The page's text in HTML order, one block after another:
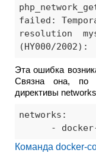
failed:
resolution
(HY000/2002):
Эта ошибка
Связна она, по
директивы
networks:
-
Команда docker-